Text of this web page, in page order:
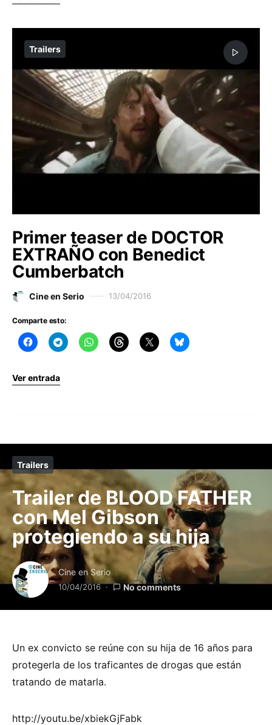
Trailers
Primer teaser de DOCTOR
EXTRAÑO con Benedict
Cumberbatch
Cine en Serio 13/04/2016
Comparte esto:
Ver entrada
Trailers
Trailer de BLOOD FATHER
con Mel Gibson
protegiendo a su hija
Cine en Serio
10/04/2016 No comments
Un ex convicto se reúne con su hija de 16 años para
protegerla de los traficantes de drogas que están
tratando de matarla.
http://youtu.be/xbiekGjFabk